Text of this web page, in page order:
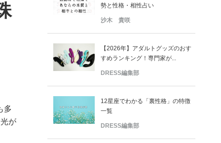
多
が
勢と性格・相性占い
沙木 貴咲
【2026年】アダルトグッズのおす
すめランキング！専門家が...
DRESS編集部
12星座でわかる「裏性格」の特徴
一覧
DRESS編集部